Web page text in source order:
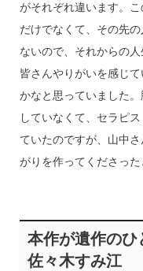
がそれぞれ違います。
だけでなくて、その先
ないので、それからの
皆さんやりがいを感じ
かなと思っていました
していなくて、セラピ
ていたのですが、山中
がりを作ってくださった
本作が遺作のひ
佐々木すみ江